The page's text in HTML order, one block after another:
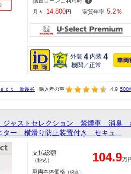
月々
14,800円 実質年率 5.2％
外装 4 内装 4
機関／正常
ｃｔ 新越谷 購入者の声 4.9 508
ジャストセレクション 禁煙車 消
ター 横滑り防止装置付き セキュ...
支払総額
（税込） 104.9万
車両本体価格 （税込）